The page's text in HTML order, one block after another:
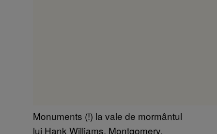
Monuments (!) la vale de mormântul
lui Hank Williams, Montgomery,